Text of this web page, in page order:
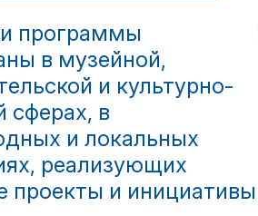
программы
в музейной,
и культурно-
сферах, в
и локальных
реализующих
проекты и инициативы